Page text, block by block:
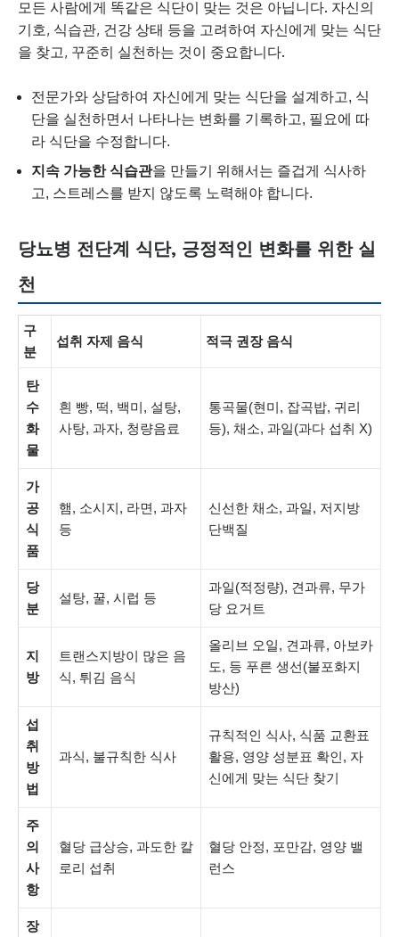
모든 사람에게 똑같은 식단이 맞는 것은 아닙니다. 자신의
기호, 식습관, 건강 상태 등을 고려하여 자신에게 맞는 식단
을 찾고, 꾸준히 실천하는 것이 중요합니다.
전문가와 상담하여 자신에게 맞는 식단을 설계하고, 식
단을 실천하면서 나타나는 변화를 기록하고, 필요에 따
라 식단을 수정합니다.
지속 가능한 식습관을 만들기 위해서는 즐겁게 식사하
고, 스트레스를 받지 않도록 노력해야 합니다.
당뇨병 전단계 식단, 긍정적인 변화를 위한 실
천
구
분
섭취 자제 음식 적극 권장 음식
탄
수
화
물
흰 빵, 떡, 백미, 설탕,
사탕, 과자, 청량음료
통곡물(현미, 잡곡밥, 귀리
등), 채소, 과일(과다 섭취 X)
가
공
식
품
햄, 소시지, 라면, 과자
등
신선한 채소, 과일, 저지방
단백질
당
분
설탕, 꿀, 시럽 등
과일(적정량), 견과류, 무가
당 요거트
지
방
트랜스지방이 많은 음
식, 튀김 음식
올리브 오일, 견과류, 아보카
도, 등 푸른 생선(불포화지
방산)
섭
취
방
법
과식, 불규칙한 식사
규칙적인 식사, 식품 교환표
활용, 영양 성분표 확인, 자
신에게 맞는 식단 찾기
주
의
사
항
혈당 급상승, 과도한 칼
로리 섭취
혈당 안정, 포만감, 영양 밸
런스
장